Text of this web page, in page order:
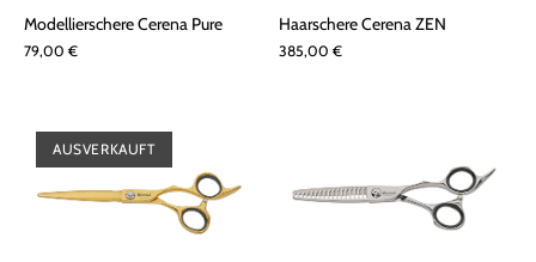
Modellierschere Cerena Pure
79,00 €
Haarschere Cerena ZEN
385,00 €
AUSVERKAUFT